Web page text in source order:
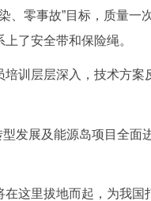
零事故”目标，质量一
了安全带和保险绳。
训层层深入，技术方案
发展及能源岛项目全面
这里拔地而起，为我国